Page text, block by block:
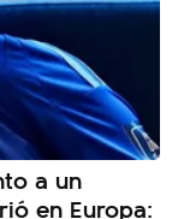
a un
en Europa: